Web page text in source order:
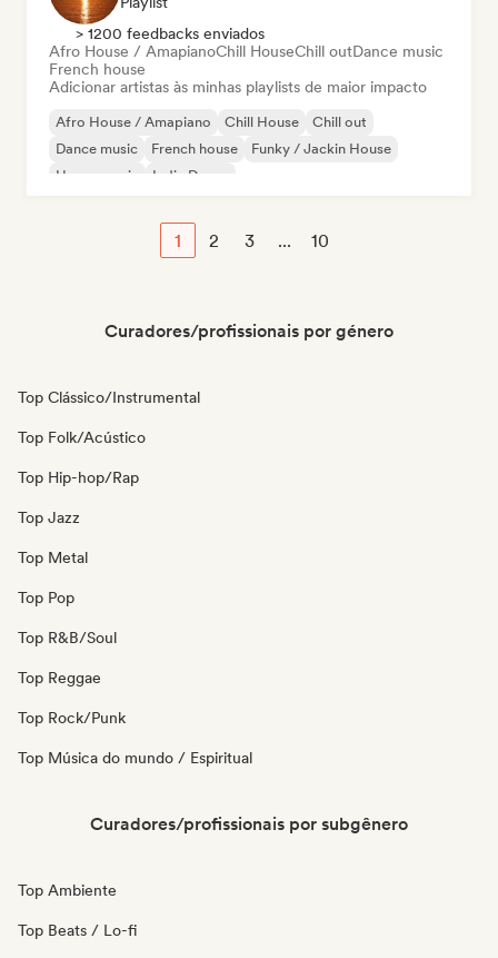
> 1200 feedbacks enviados
Afro House / AmapianoChill HouseChill outDance music
French house
Adicionar artistas às minhas playlists de maior impacto
Afro House / Amapiano Chill House
Chill out
Dance music
French house
Funky / Jackin House
House music
Indie Dance
1 2 3 ... 10
Curadores/profissionais por género
Top Clássico/Instrumental
Top Folk/Acústico
Top Hip-hop/Rap
Top Jazz
Top Metal
Top Pop
Top R&B/Soul
Top Reggae
Top Rock/Punk
Top Música do mundo / Espiritual
Curadores/profissionais por subgênero
Top Ambiente
Top Beats / Lo-fi